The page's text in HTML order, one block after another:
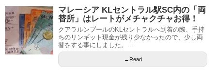
マレーシア KLセントラル駅SC内の「両
替所」はレートがメチャクチャお得！
クアラルンプールのKLセントラルへ到着の際、手持
ちのリンギット現金が残り少なかったので、少し両
替をする事にしました。...
→Read